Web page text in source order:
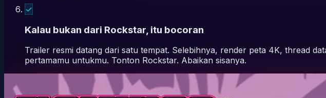
✓
Kalau bukan dari Rockstar, itu bocoran
Trailer resmi datang dari satu tempat. Selebihnya, render peta 4K, thread
pertamamu untukmu. Tonton Rockstar. Abaikan sisanya.